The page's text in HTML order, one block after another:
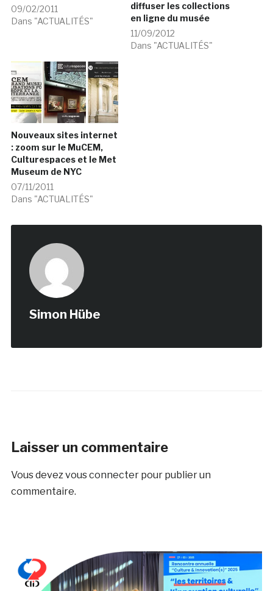
09/02/2011
Dans "ACTUALITÉS"
diffuser les collections
en ligne du musée
11/09/2012
Dans "ACTUALITÉS"
Nouveaux sites internet
: zoom sur le MuCEM,
Culturespaces et le Met
Museum de NYC
07/11/2011
Dans "ACTUALITÉS"
Simon Hübe
Laisser un commentaire
Vous devezvous connecterpour publier un
commentaire.